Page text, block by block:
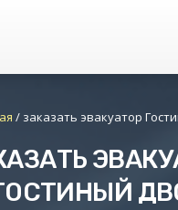
/ заказать эвакуатор